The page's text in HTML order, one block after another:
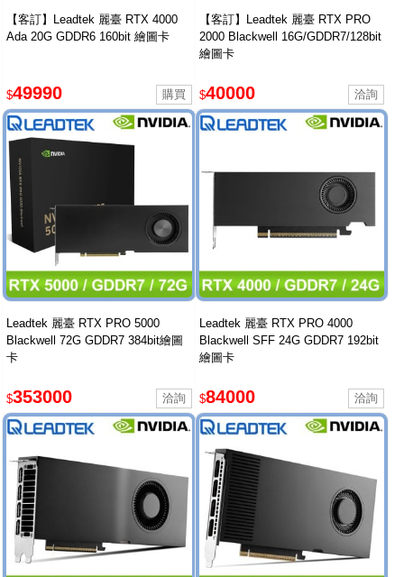
【客訂】Leadtek 麗臺 RTX 4000
Ada 20G GDDR6 160bit 繪圖卡
$49990
【客訂】Leadtek 麗臺 RTX PRO
2000 Blackwell 16G/GDDR7/128bit
繪圖卡
$40000
Leadtek 麗臺 RTX PRO 5000
Blackwell 72G GDDR7 384bit繪圖
卡
$353000
Leadtek 麗臺 RTX PRO 4000
Blackwell SFF 24G GDDR7 192bit
繪圖卡
$84000